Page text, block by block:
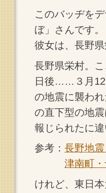
このバッヂを
ぼ」さんです。
彼女は、長野
長野県栄村。
日後……３月12
の地震に襲わ
の直下型の地
報じられたに
参考： 長野地
津南町
けれど、東日